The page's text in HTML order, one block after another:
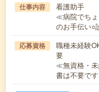
仕事内容
看護助手
≪病院でち
のお手伝い○
応募資格
職種未経験
要
≪無資格・
書は不要で